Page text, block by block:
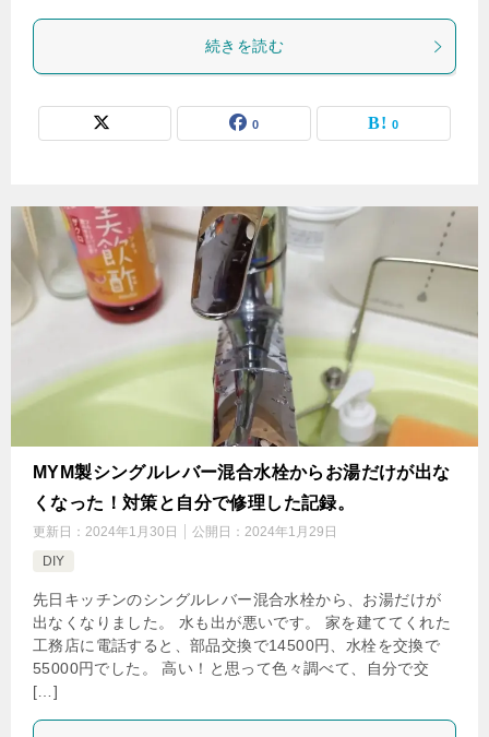
続きを読む
0 0
MYM製シングルレバー混合水栓からお湯だけが出な
くなった！対策と自分で修理した記録。
更新日： 2024年1月30日 公開日： 2024年1月29日
DIY
先日キッチンのシングルレバー混合水栓から、お湯だけが
出なくなりました。 水も出が悪いです。 家を建ててくれた
工務店に電話すると、部品交換で14500円、水栓を交換で
55000円でした。 高い！と思って色々調べて、自分で交
[…]